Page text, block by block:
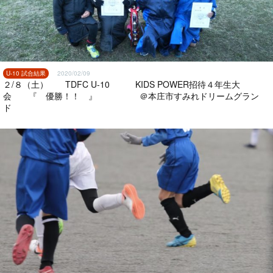
U-10 試合結果 2020/02/09
２/８（土） TDFC U-10 KIDS POWER招待４年生大
会 『 優勝！！ 』 ＠本庄市すみれドリームグラン
ド